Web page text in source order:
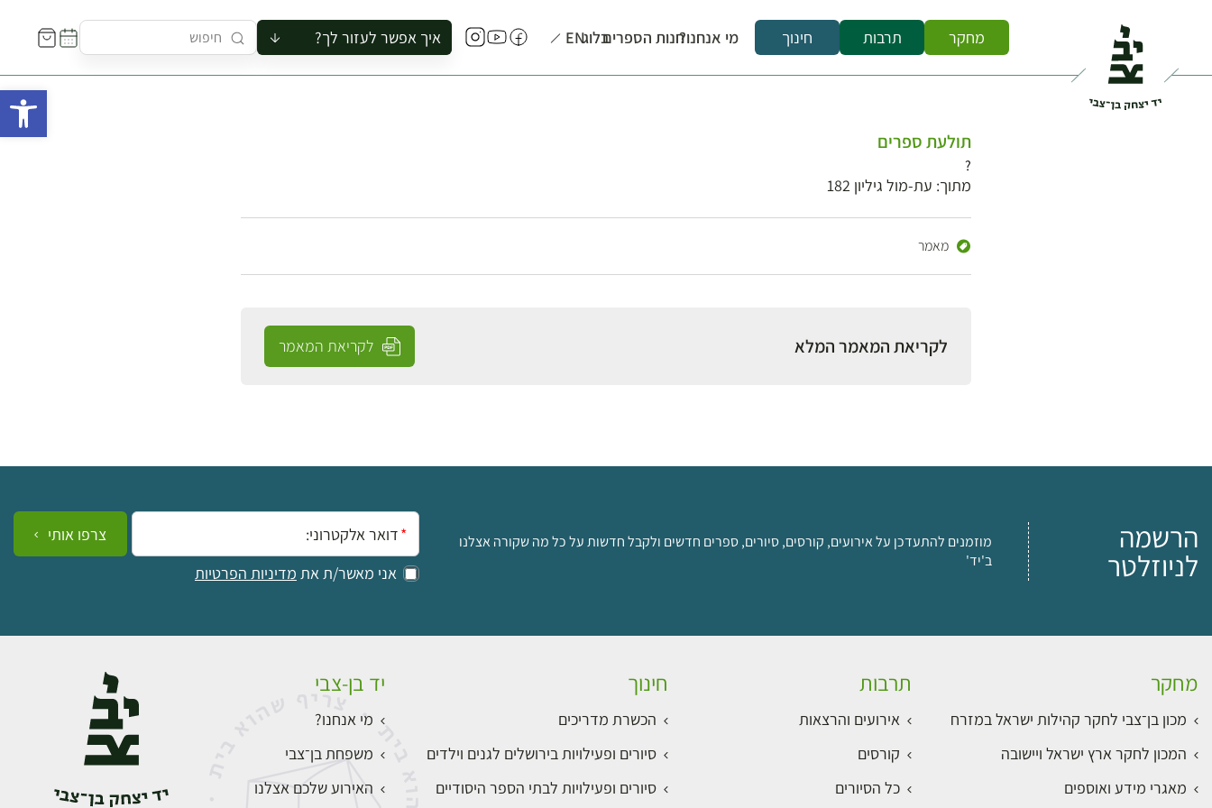
מחקר תרבות חינוך מי אנחנו?חנות הספריםבלוגEN איך אפשר לעזור לך?
להזמין סיור לקבוצה
תולעת ספרים
?
מתוך: עת-מול גיליון 182
מאמר
לקריאת המאמר המלא לקריאת המאמר
הרשמה
לניוזלטר
מוזמנים להתעדכן על אירועים, קורסים, סיורים, ספרים חדשים ולקבל חדשות על כל מה שקורה אצלנו
ב'יד'
אימייל:
אני מאשר/ת את מדיניות הפרטיות
צרפו אותי
מחקר
מכון בן־צבי לחקר קהילות ישראל במזרח
המכון לחקר ארץ ישראל ויישובה
מאגרי מידע ואוספים
תרבות
אירועים והרצאות
קורסים
כל הסיורים
חינוך
הכשרת מדריכים
סיורים ופעילויות בירושלים לגנים וילדים
סיורים ופעילויות לבתי הספר היסודיים
יד בן-צבי
מי אנחנו?
משפחת בן־צבי
האירוע שלכם אצלנו